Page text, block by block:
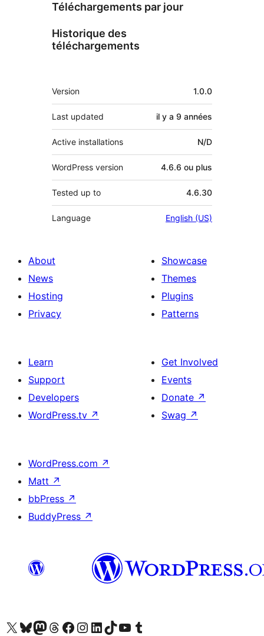
Téléchargements par jour
Historique des
téléchargements
Méta
Version 1.0.0
Last updated il y a 9 années
Active installations N/D
WordPress version 4.6.6 ou plus
Tested up to 4.6.30
Language English (US)
About
News
Hosting
Privacy
Showcase
Themes
Plugins
Patterns
Learn
Support
Developers
WordPress.tv ↗
Get Involved
Events
Donate ↗
Swag ↗
WordPress.com ↗
Matt ↗
bbPress ↗
BuddyPress ↗
Visit our X (formerly Twitter) account
Visit our Bluesky account
Visit our Mastodon account
Visit our Threads account
Visit our Facebook page
Visit our Instagram account
Visit our LinkedIn account
Visit our TikTok account
Visit our YouTube channel
Visit our Tumblr account